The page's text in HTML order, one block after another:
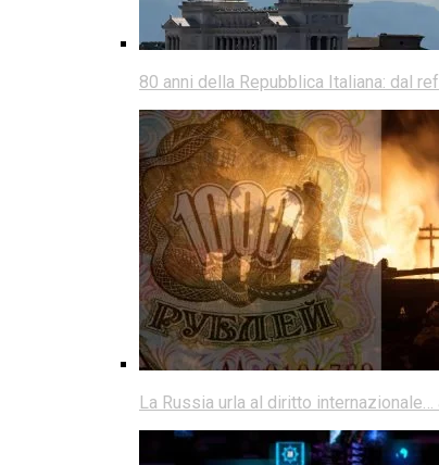
80 anni della Repubblica Italiana: dal
La Russia urla al diritto